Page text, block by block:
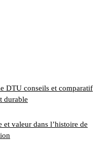
DTU conseils et comparatif
durable
et valeur dans l’histoire de